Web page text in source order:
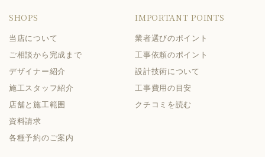
SHOPS
当店について
ご相談から完成まで
デザイナー紹介
施工スタッフ紹介
店舗と施工範囲
資料請求
各種予約のご案内
IMPORTANT POINTS
業者選びのポイント
工事依頼のポイント
設計技術について
工事費用の目安
クチコミを読む